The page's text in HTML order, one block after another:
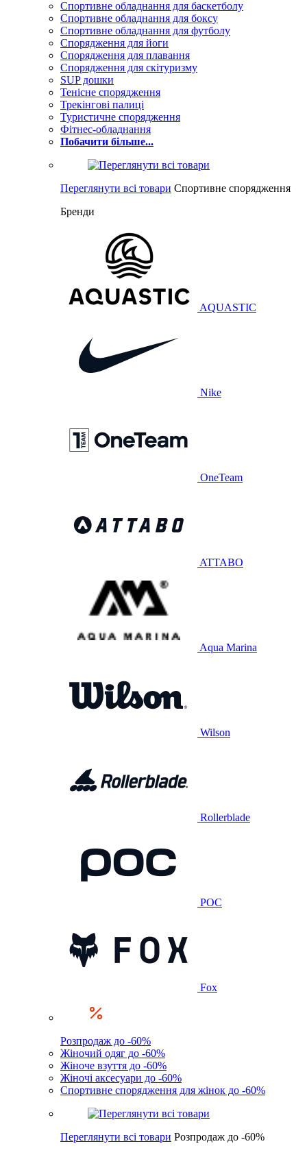
Спортивне обладнання для баскетболу
Спортивне обладнання для боксу
Спортивне обладнання для футболу
Спорядження для йоги
Спорядження для плавання
Спорядження для скітуризму
SUP дошки
Тенісне спорядження
Трекінгові палиці
Туристичне спорядження
Фітнес-обладнання
Побачити більше...
Переглянути всі товари Спортивне спорядження
Бренди
AQUASTIC
Nike
OneTeam
ATTABO
Aqua Marina
Wilson
Rollerblade
POC
Fox
Розпродаж до -60%
Жіночий одяг до -60%
Жіноче взуття до -60%
Жіночі аксесуари до -60%
Спортивне спорядження для жінок до -60%
Переглянути всі товари Розпродаж до -60%